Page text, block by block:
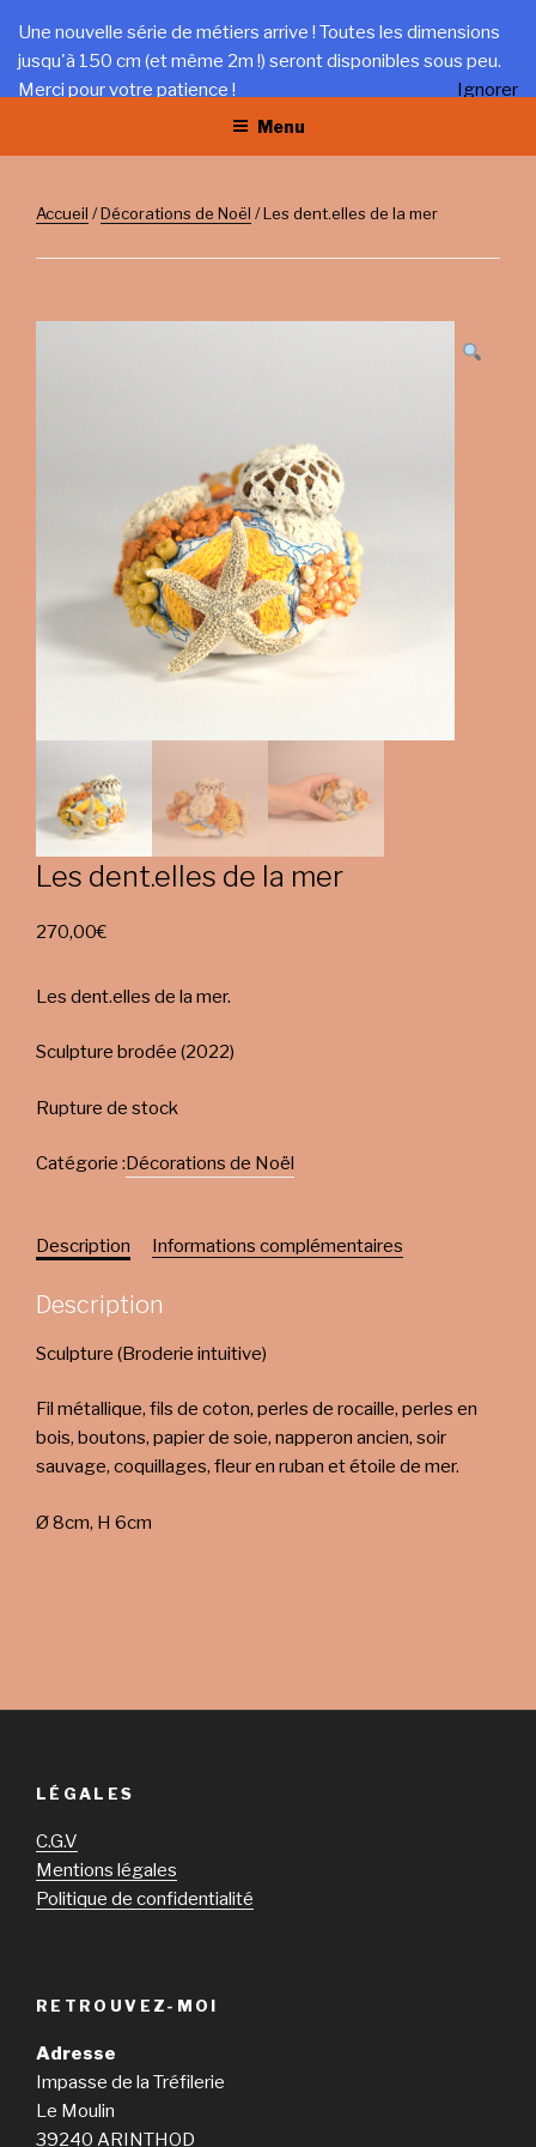
contenu
principal
LA TRÉFILERIE
Gîte et artisanat au coeur du Jura
Menu
Accueil /Décorations de Noël / Les dent.elles de la mer
Les dent.elles de la mer
270,00€
Les dent.elles de la mer.
Sculpture brodée (2022)
Rupture de stock
Catégorie :Décorations de Noël
Description Informations complémentaires
Description
Sculpture (Broderie intuitive)
Fil métallique, fils de coton, perles de rocaille, perles en
bois, boutons, papier de soie, napperon ancien, soir
sauvage, coquillages, fleur en ruban et étoile de mer.
Ø 8cm, H 6cm
LÉGALES
C.G.V
Mentions légales
Politique de confidentialité
RETROUVEZ-MOI
Adresse
Impasse de la Tréfilerie
Le Moulin
39240 ARINTHOD
Une nouvelle série de métiers arrive ! Toutes les dimensions
jusqu'à 150 cm (et même 2m !) seront disponibles sous peu.
Merci pour votre patience !
Ignorer